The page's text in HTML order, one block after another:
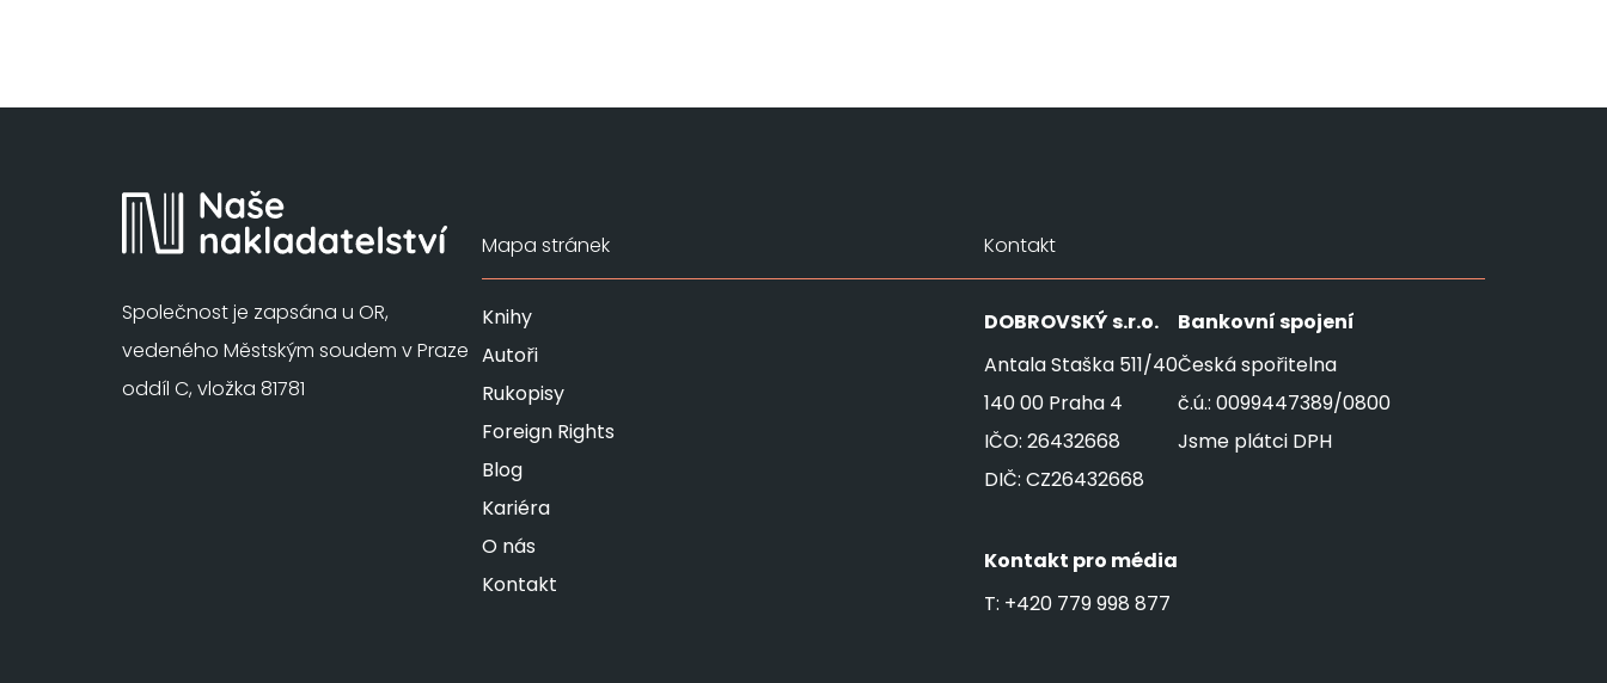
Společnost je zapsána u OR,
vedeného Městským soudem v Praze
oddíl C, vložka 81781
Mapa stránek
Knihy
Autoři
Rukopisy
Foreign Rights
Blog
Kariéra
O nás
Kontakt
Kontakt
DOBROVSKÝs.r.o.
Antala Staška 511/40
140 00 Praha 4
IČO: 26432668
DIČ: CZ26432668
Bankovní spojení
Česká spořitelna
č.ú.: 0099447389/0800
Jsme plátci DPH
Kontakt pro média
T: +420 779 998 877